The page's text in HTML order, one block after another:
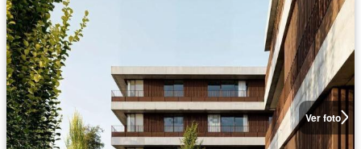
Ver foto